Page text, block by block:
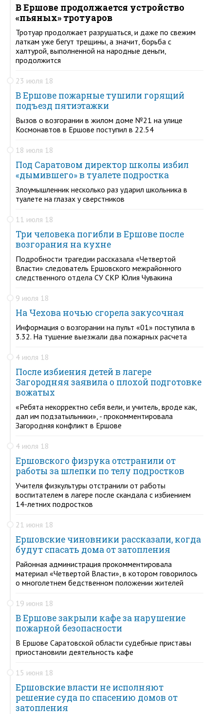
В Ершове продолжается устройство
«пьяных» тротуаров
Тротуар продолжает разрушаться, и даже по свежим
латкам уже бегут трещины, а значит, борьба с
халтурой, выполненной на народные деньги,
продолжится
23 июля 18
В Ершове пожарные тушили горящий
подъезд пятиэтажки
Вызов о возгорании в жилом доме №21 на улице
Космонавтов в Ершове поступил в 22.54
18 июля 18
Под Саратовом директор школы избил
«дымившего» в туалете подростка
Злоумышленник несколько раз ударил школьника в
туалете на глазах у сверстников
11 июля 18
Три человека погибли в Ершове после
возгорания на кухне
Подробности трагедии рассказала «Четвертой
Власти» следователь Ершовского межрайонного
следственного отдела СУ СКР Юлия Чувакина
9 июля 18
На Чехова ночью сгорела закусочная
Информация о возгорании на пульт «01» поступила в
3.32. На тушение выезжали два пожарных расчета
4 июля 18
После избиения детей в лагере
Загородняя заявила о плохой подготовке
вожатых
«Ребята некорректно себя вели, и учитель, вроде как,
дал им подзатыльники», - прокомментировала
Загородняя конфликт в Ершове
4 июля 18
Ершовского физрука отстранили от
работы за шлепки по телу подростков
Учителя физкультуры отстранили от работы
воспитателем в лагере после скандала с избиением
14-летних подростков
21 июня 18
Ершовские чиновники рассказали, когда
будут спасать дома от затопления
Районная администрация прокомментировала
материал «Четвертой Власти», в котором говорилось
о многолетнем бедственном положении жителей
19 июня 18
В Ершове закрыли кафе за нарушение
пожарной безопасности
В Ершове Саратовской области судебные приставы
приостановили деятельность кафе
15 июня 18
Ершовские власти не исполняют
решение суда по спасению домов от
затопления